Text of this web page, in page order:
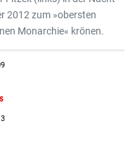
2012 zum »obersten
Monarchie« krönen.